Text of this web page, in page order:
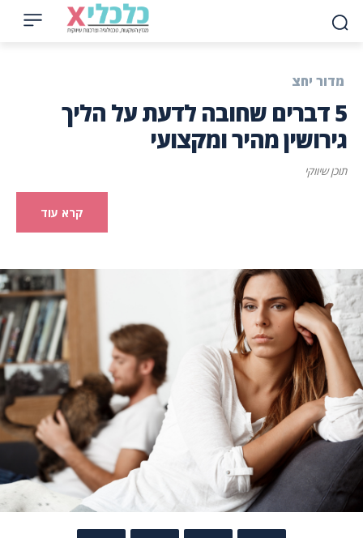
מדור יחצ
5 דברים שחובה לדעת על הליך
גירושין מהיר ומקצועי
תוכן שיווקי
קרא עוד